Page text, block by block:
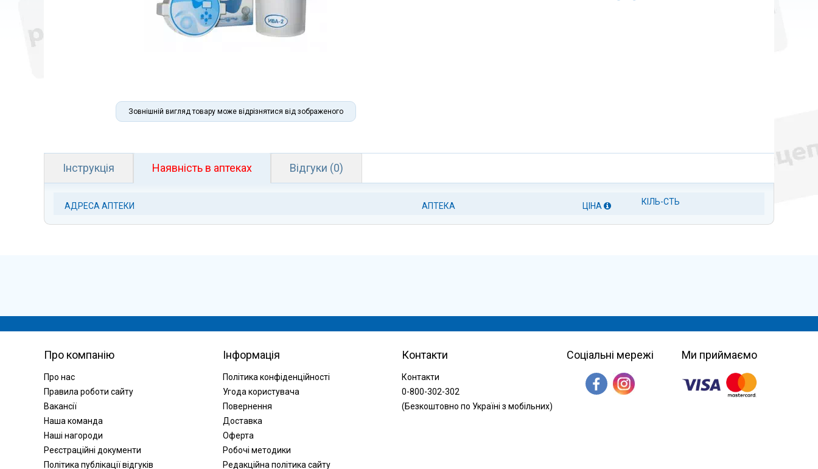
Зовнішній вигляд товару може відрізнятися від зображеного
Інструкція Наявність в аптеках Відгуки (0)
АДРЕСА АПТЕКИ АПТЕКА ЦІНА КІЛЬ-СТЬ
Про компанію
Про нас
Правила роботи сайту
Вакансії
Наша команда
Наші нагороди
Реєстраційні документи
Політика публікації відгуків
Інформація
Політика конфіденційності
Угода користувача
Повернення
Доставка
Оферта
Робочі методики
Редакційна політика сайту
Контакти
Контакти
0-800-302-302
(Безкоштовно по Україні з мобільних)
Соціальні мережі Ми приймаємо